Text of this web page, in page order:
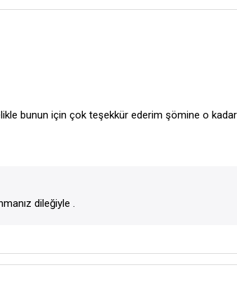
bunun için çok teşekkür ederim şömine o
dileğiyle .